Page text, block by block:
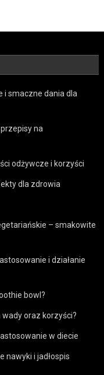
i smaczne dania dla
na
odżywcze i korzyści
dla zdrowia
– smakowite
i działanie
bowl?
wady oraz korzyści?
w diecie
nawyki i jadłospis